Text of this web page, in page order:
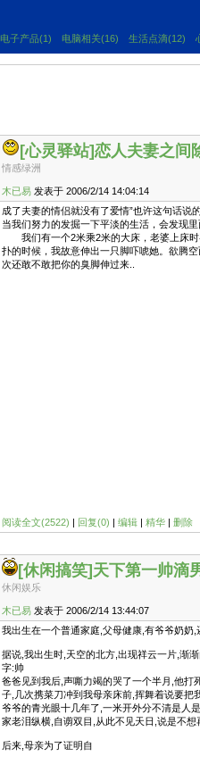
电子产品(1) 电脑相关(16) 生活点滴(12)
[心灵驿站]恋人夫妻之间
情感绿洲
木已易 发表于 2006/2/14 14:04:14
成了夫妻的情侣就没有了爱情”也许这句话说
当我们努力的发掘一下平淡的生活，会发现
我们有一个2米乘2米的大床，老婆上床时
扑的时候，我故意伸出一只脚吓唬她。欲腾
次还敢不敢把你的臭脚伸过来..
阅读全文(2522) | 回复(0) | 编辑 | 精华 | 删除
[休闲搞笑] 天下第一帅滴
休闲娱乐
木已易 发表于 2006/2/14 13:44:07
我出生在一个普通家庭,父母健康,有爷爷奶奶,
据说,我出生时,天空的北方,出现祥云一片,渐
字:帅
爸爸见到我后,声嘶力竭的哭了一个半月,他打
子,几次携菜刀冲到我母亲床前,挥舞着说要把
爷爷的青光眼十几年了,一米开外分不清是人
家老泪纵横,自谫双目,从此不见天日,说是不
后来,母亲为了证明自